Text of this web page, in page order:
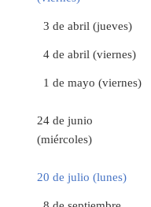
3 de abril (jueves)
4 de abril (viernes)
1 de mayo (viernes)
24 de junio
(miércoles)
20 de julio (lunes)